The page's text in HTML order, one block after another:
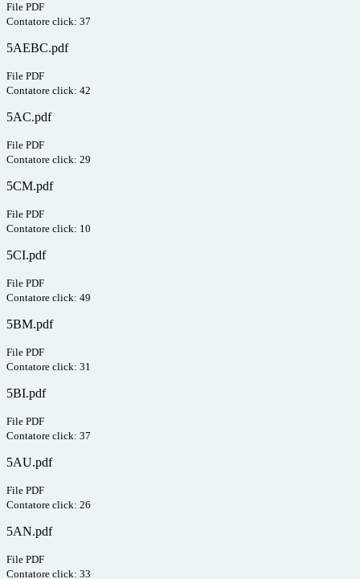
File PDF
Contatore click: 37
5AEBC.pdf
File PDF
Contatore click: 42
5AC.pdf
File PDF
Contatore click: 29
5CM.pdf
File PDF
Contatore click: 10
5CI.pdf
File PDF
Contatore click: 49
5BM.pdf
File PDF
Contatore click: 31
5BI.pdf
File PDF
Contatore click: 37
5AU.pdf
File PDF
Contatore click: 26
5AN.pdf
File PDF
Contatore click: 33